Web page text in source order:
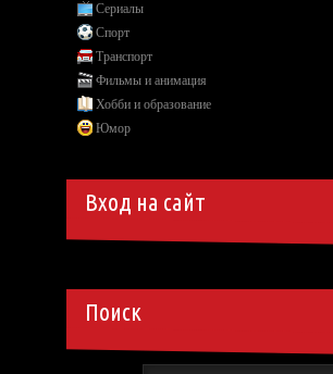
Сериалы
Спорт
Транспорт
Фильмы и анимация
Хобби и образование
Юмор
Вход на сайт
Поиск